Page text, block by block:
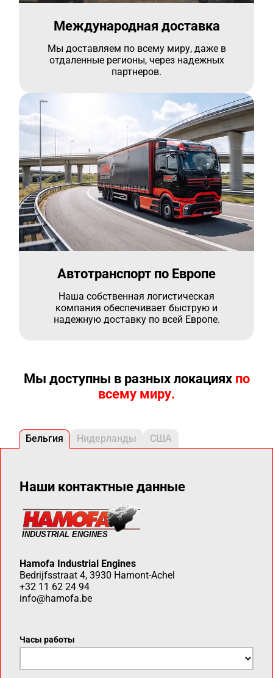
Международная доставка
Мы доставляем по всему миру, даже в
отдаленные регионы, через надежных
партнеров.
Автотранспорт по Европе
Наша собственная логистическая
компания обеспечивает быструю и
надежную доставку по всей Европе.
Мы доступны в разных локациях по
всему миру.
Бельгия Нидерланды США
Наши контактные данные
Hamofa Industrial Engines
Bedrijfsstraat 4, 3930 Hamont-Achel
+32 11 62 24 94
info@hamofa.be
Часы работы